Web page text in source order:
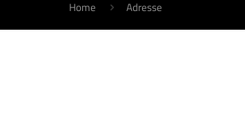
Home Adresse